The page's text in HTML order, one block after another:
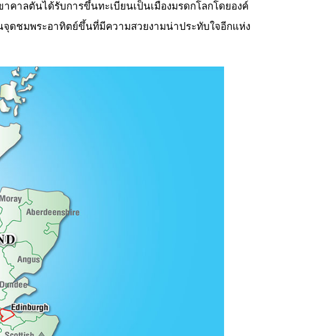
คาลตันได้รับการขึ้นทะเบียนเป็นเมืองมรดกโลกโดยองค์
จุดชมพระอาทิตย์ขึ้นที่มีความสวยงามน่าประทับใจอีกแห่ง